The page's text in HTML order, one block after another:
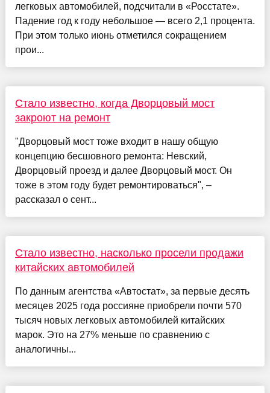
легковых автомобилей, подсчитали в «Росстате».
Падение год к году небольшое — всего 2,1 процента.
При этом только июнь отметился сокращением
прои...
Стало известно, когда Дворцовый мост
закроют на ремонт
"Дворцовый мост тоже входит в нашу общую
концепцию бесшовного ремонта: Невский,
Дворцовый проезд и далее Дворцовый мост. Он
тоже в этом году будет ремонтироваться", –
рассказал о сент...
Стало известно, насколько просели продажи
китайских автомобилей
По данным агентства «Автостат», за первые десять
месяцев 2025 года россияне приобрели почти 570
тысяч новых легковых автомобилей китайских
марок. Это на 27% меньше по сравнению с
аналогичны...